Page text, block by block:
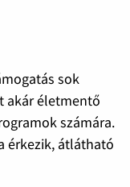
sok
akár életmentő
számára.
érkezik, átlátható